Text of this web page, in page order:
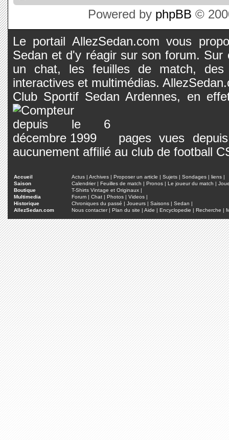
Powered by phpBB ©
Le portail AllezSedan.com vous
Sedan et d'y réagir sur son forum.
un chat, les feuilles de match, des
interactives et multimédias.
Club Sportif Sedan Ardennes, en
pages vues
aucunement affilié au club de football
Accueil Actus | Archives | Proposer un article | Sujets | Sondages | liens |
Saison
Calendrier| Feuilles de match | Pronos | Le joueur du match |
Boutique
T-Shirts Vintage et Originaux |
Multimedia
Forum | Chat | Photos | Videos |
Historique
Chroniques du passé | Joueurs | Saisons | Sedan |
AllezSedan.com
Nous contacter| Plan du site | Aide | Encyclopedie | Recherche |